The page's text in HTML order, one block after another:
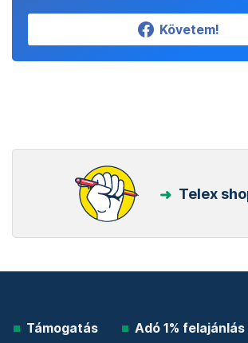
Követem!
Telex
Támogatás Adó 1% felajánlás